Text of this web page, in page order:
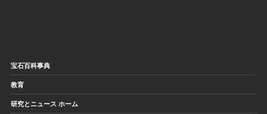
宝石百科事典
教育
研究とニュース ホーム